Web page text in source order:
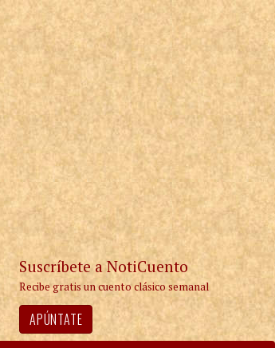
Suscríbete a NotiCuento
Recibe gratis un cuento clásico semanal
APÚNTATE